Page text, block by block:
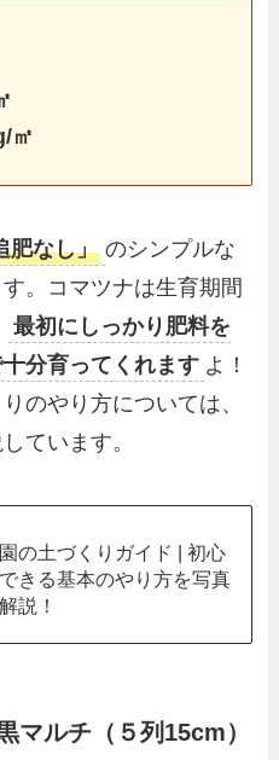
肥なし」 のシンプルな
。コマツナは生育期間
最初にしっかり肥料を
分育ってくれます よ！
のやり方については、
ています。
の土づくりガイド | 初心
きる基本のやり方を写真
説！
ルチ（５列15cm）